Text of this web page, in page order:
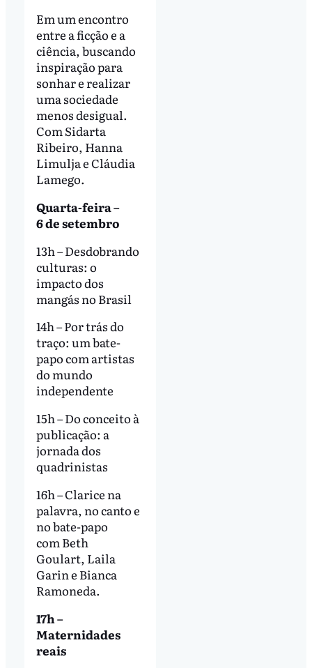
Em um encontro
entre a ficção e a
ciência, buscando
inspiração para
sonhar e realizar
uma sociedade
menos desigual.
Com Sidarta
Ribeiro, Hanna
Limulja e Cláudia
Lamego.
Quarta-feira –
6 de setembro
13h – Desdobrando
culturas: o
impacto dos
mangás no Brasil
14h – Por trás do
traço: um bate-
papo com artistas
do mundo
independente
15h – Do conceito à
publicação: a
jornada dos
quadrinistas
16h – Clarice na
palavra, no canto e
no bate-papo
com Beth
Goulart, Laila
Garin e Bianca
Ramoneda.
17h –
Maternidades
reais